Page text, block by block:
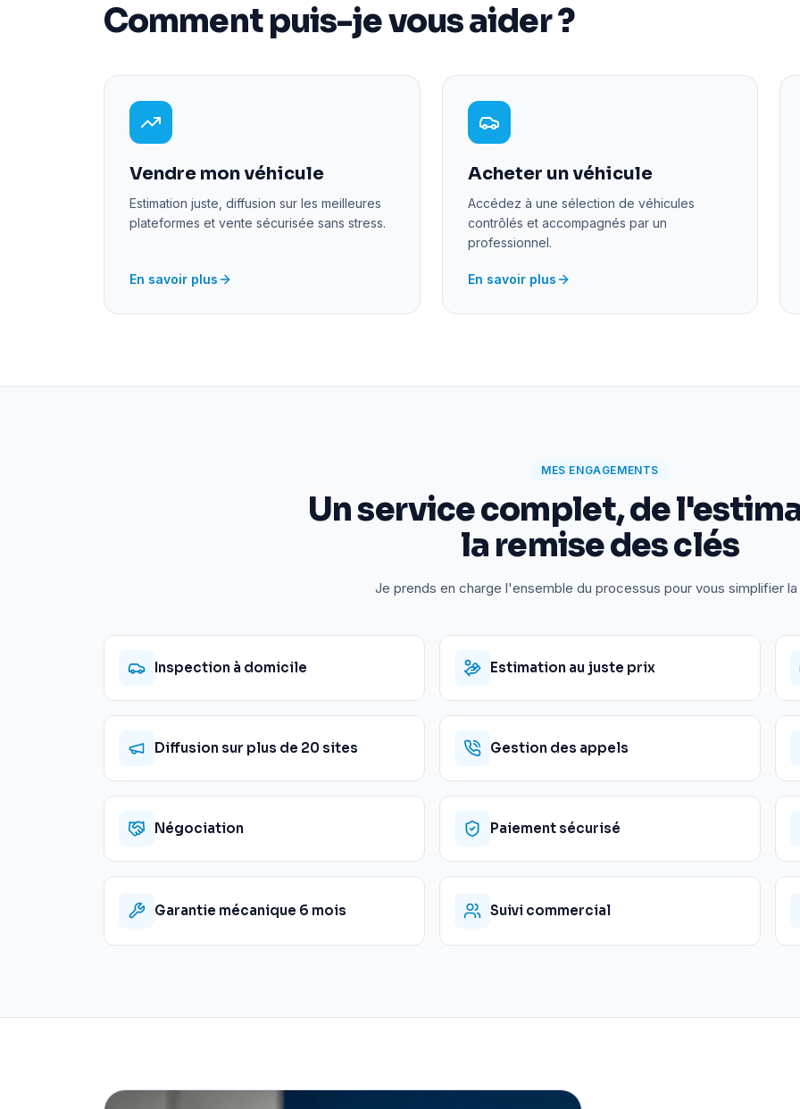
Comment puis-je vous aider ?
Vendre mon véhicule
Estimation juste, diffusion sur les meilleures
plateformes et vente sécurisée sans stress.
En savoir plus
Acheter un véhicule
Accédez à une sélection de véhicules
contrôlés et accompagnés par un
professionnel.
En savoir plus
MES ENGAGEMENTS
Un service complet, de
la remise des clés
Je prends en charge l'ensemble du processus pour vous simplifier la
Inspection à domicile Estimation au juste prix
Diffusion sur plus de 20 sites Gestion des appels
Négociation Paiement sécurisé
Garantie mécanique 6 mois Suivi commercial